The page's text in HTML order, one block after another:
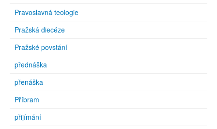
Pravoslavná teologie
Pražská diecéze
Pražské povstání
přednáška
přenáška
Příbram
přijímání